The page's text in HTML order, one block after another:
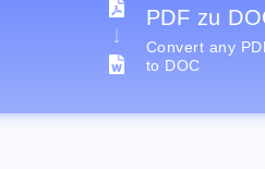
PDF zu
Convert any
to DOC